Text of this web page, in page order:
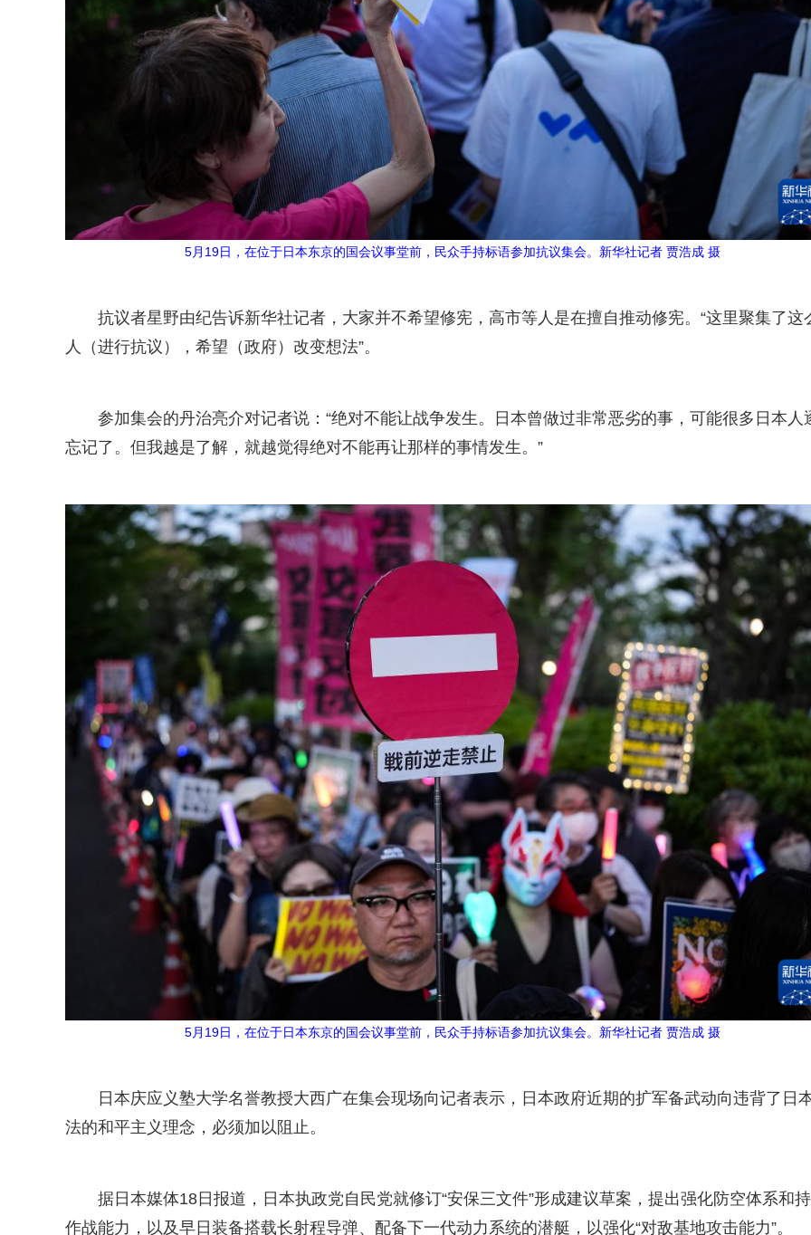
5月19日，在位于日本东京的国会议事堂前，民众手持标语参加抗议集会。新华社记者 贾浩成 摄
抗议者星野由纪告诉新华社记者，大家并不希望修宪，高市等人是在擅自推动修宪。“这里聚集了这
人（进行抗议），希望（政府）改变想法”。
参加集会的丹治亮介对记者说：“绝对不能让战争发生。日本曾做过非常恶劣的事，可能很多日本人
忘记了。但我越是了解，就越觉得绝对不能再让那样的事情发生。”
5月19日，在位于日本东京的国会议事堂前，民众手持标语参加抗议集会。新华社记者 贾浩成 摄
日本庆应义塾大学名誉教授大西广在集会现场向记者表示，日本政府近期的扩军备武动向违背了日
法的和平主义理念，必须加以阻止。
据日本媒体18日报道，日本执政党自民党就修订“安保三文件”形成建议草案，提出强化防空体系和
作战能力，以及早日装备搭载长射程导弹、配备下一代动力系统的潜艇，以强化“对敌基地攻击能力”。